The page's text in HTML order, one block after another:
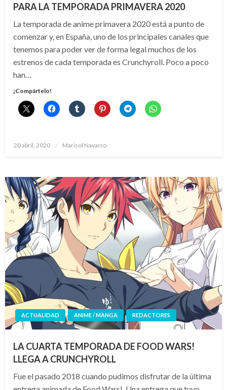
PARA LA TEMPORADA PRIMAVERA 2020
La temporada de anime primavera 2020 está a punto de
comenzar y, en España, uno de los principales canales que
tenemos para poder ver de forma legal muchos de los
estrenos de cada temporada es Crunchyroll. Poco a poco
han…
¡Compártelo!
Publicado
20 abril, 2020 Marisol Navarro
ACTUALIDAD ANIME / MANGA REDACTORES
LA CUARTA TEMPORADA DE FOOD WARS!
LLEGA A CRUNCHYROLL
Fue el pasado 2018 cuando pudimos disfrutar de la última